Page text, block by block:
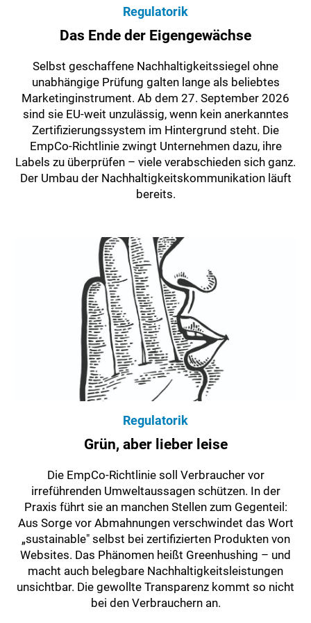
Regulatorik
Das Ende der Eigengewächse
Selbst geschaffene Nachhaltigkeitssiegel ohne
unabhängige Prüfung galten lange als beliebtes
Marketinginstrument. Ab dem 27. September 2026
sind sie EU-weit unzulässig, wenn kein anerkanntes
Zertifizierungssystem im Hintergrund steht. Die
EmpCo-Richtlinie zwingt Unternehmen dazu, ihre
Labels zu überprüfen – viele verabschieden sich ganz.
Der Umbau der Nachhaltigkeitskommunikation läuft
bereits.
Regulatorik
Grün, aber lieber leise
Die EmpCo-Richtlinie soll Verbraucher vor
irreführenden Umweltaussagen schützen. In der
Praxis führt sie an manchen Stellen zum Gegenteil:
Aus Sorge vor Abmahnungen verschwindet das Wort
„sustainable" selbst bei zertifizierten Produkten von
Websites. Das Phänomen heißt Greenhushing – und
macht auch belegbare Nachhaltigkeitsleistungen
unsichtbar. Die gewollte Transparenz kommt so nicht
bei den Verbrauchern an.